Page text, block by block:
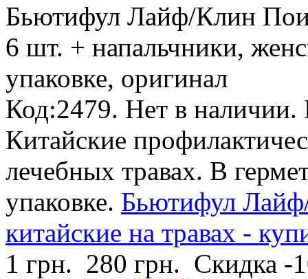
Бьютифул Лайф/Клин
6 шт. + напальчники,
упаковке, оригинал
Код:2479. Нет в наличии.
Китайские
лечебных травах. В
упаковке. Бьютифул
китайские на травах -
1 грн. 280 грн. Скидка -